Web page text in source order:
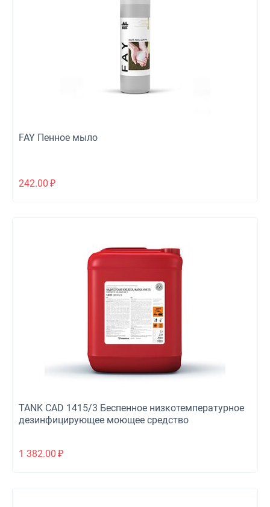
FAY Пенное мыло
242.00 ₽
TANK CAD 1415/3 Беспенное низкотемпературное
дезинфицирующее моющее средство
1 382.00 ₽